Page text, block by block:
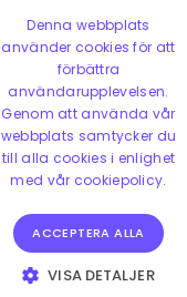
Denna webbplats
använder cookies för att
förbättra
användarupplevelsen.
Genom att använda vår
webbplats samtycker du
till alla cookies i enlighet
med vår cookiepolicy.
ACCEPTERA ALLA
VISA DETALJER